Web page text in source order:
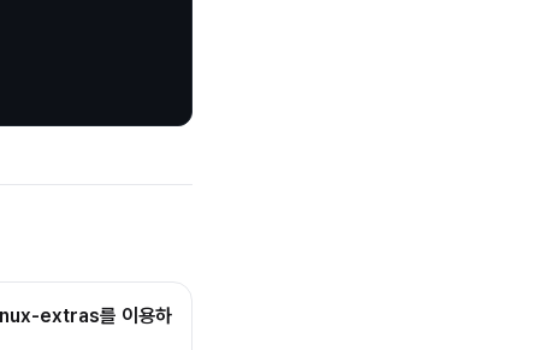
extras를 이용하